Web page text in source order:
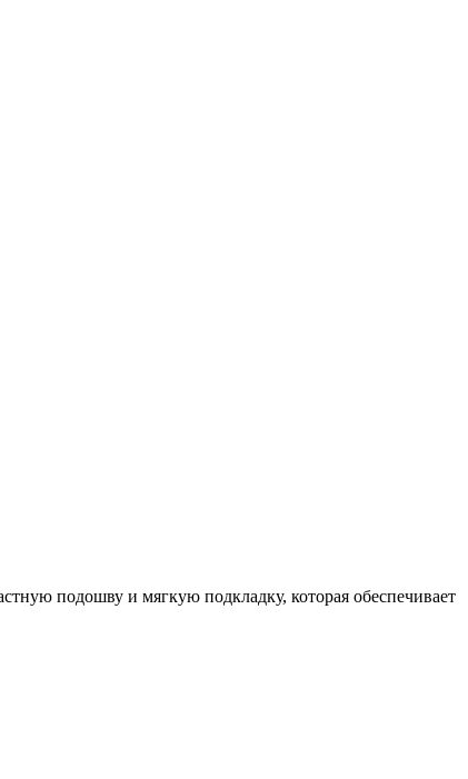
подошву и мягкую подкладку, которая обеспечивает